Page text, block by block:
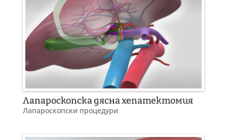
Лапароскопска дясна хепатектомия
Лапароскопски процедури